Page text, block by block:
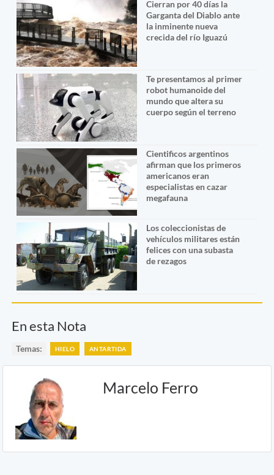
Cierran por 40 días la
Garganta del Diablo ante
la inminente nueva
crecida del río Iguazú
Te presentamos al primer
robot humanoide del
mundo que altera su
cuerpo según el terreno
Cientificos argentinos
afirman que los primeros
americanos eran
especialistas en cazar
megafauna
Los coleccionistas de
vehículos militares están
felices con una subasta
de rezagos
En esta Nota
Temas: HIELO ANTARTIDA
Marcelo Ferro